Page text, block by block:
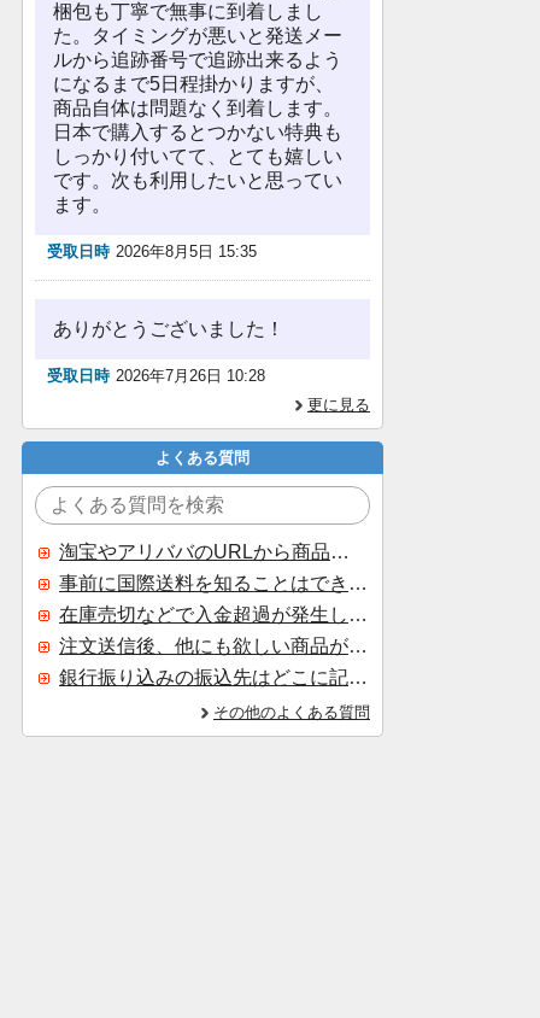
梱包も丁寧で無事に到着しまし
た。タイミングが悪いと発送メー
ルから追跡番号で追跡出来るよう
になるまで5日程掛かりますが、
商品自体は問題なく到着します。
日本で購入するとつかない特典も
しっかり付いてて、とても嬉しい
です。次も利用したいと思ってい
ます。
受取日時 2026年8月5日 15:35
ありがとうございました！
受取日時 2026年7月26日 10:28
更に見る
よくある質問
淘宝やアリババのURLから商品を探すことはできますか？
事前に国際送料を知ることはできますか？
在庫売切などで入金超過が発生した場合はいつ返金されますか？
注文送信後、他にも欲しい商品が見つかった場合、追加注文できますか？
銀行振り込みの振込先はどこに記載されていますか？
その他のよくある質問